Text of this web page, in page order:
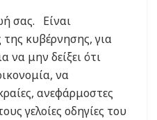
σας. Είναι
κυβέρνησης, για
να μην δείξει ότι
να
ανεφάρμοστες
γελοίες οδηγίες του